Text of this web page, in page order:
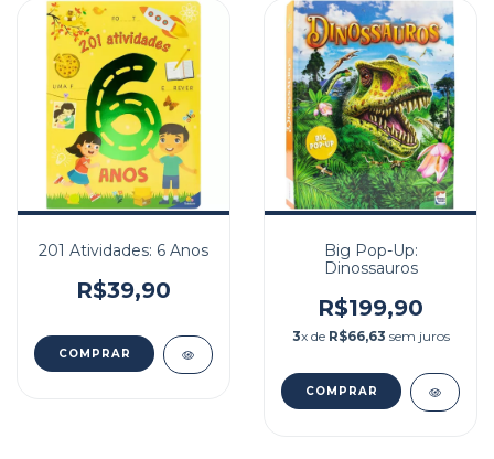
201 Atividades: 6 Anos
R$39,90
Big Pop-Up:
Dinossauros
R$199,90
3x de R$66,63 sem juros